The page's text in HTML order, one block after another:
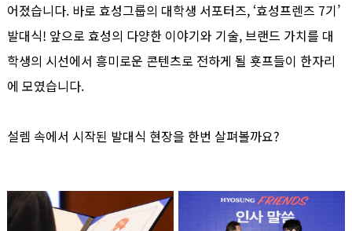
어졌습니다. 바로 효성그룹의 대학생 서포터즈, ‘효성프렌즈 7기’
발대식! 앞으로 효성의 다양한 이야기와 기술, 브랜드 가치를 대
학생의 시선에서 흥미로운 콘텐츠로 전하게 될 횻프들이 한자리
에 모였습니다.
설렘 속에서 시작된 발대식 현장을 한번 살펴볼까요?